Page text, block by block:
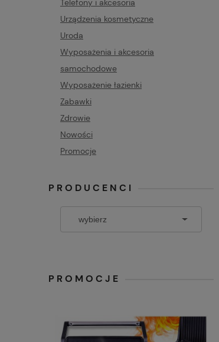
Telefony i akcesoria
Urządzenia kosmetyczne
Uroda
Wyposażenia i akcesoria
samochodowe
Wyposażenie łazienki
Zabawki
Zdrowie
Nowości
Promocje
PRODUCENCI
PROMOCJE